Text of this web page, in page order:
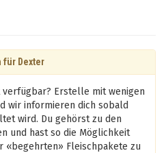
für Dexter
Erstelle mit wenigen
wir informieren dich sobald
wird. Du gehörst zu den
und hast so die Möglichkeit
«begehrten» Fleischpakete zu